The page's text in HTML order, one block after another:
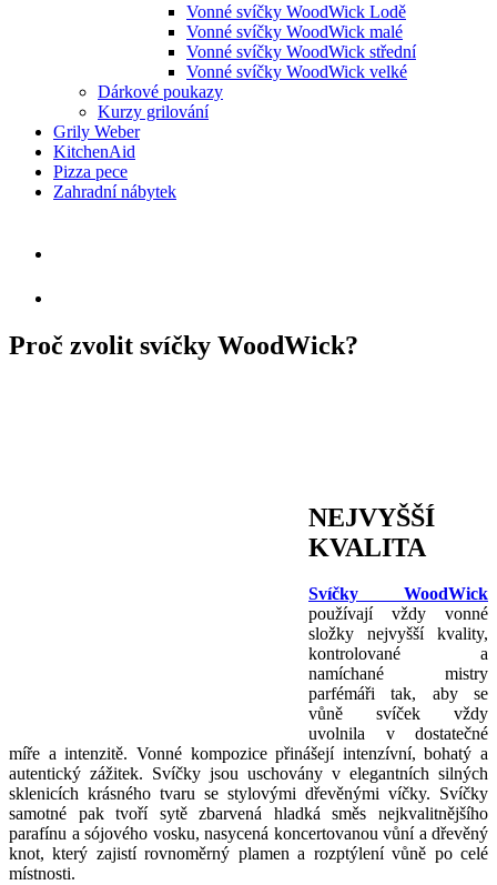
Vonné svíčky WoodWick Lodě
Vonné svíčky WoodWick malé
Vonné svíčky WoodWick střední
Vonné svíčky WoodWick velké
Dárkové poukazy
Kurzy grilování
Grily Weber
KitchenAid
Pizza pece
Zahradní nábytek
Proč zvolit svíčky WoodWick?
NEJVYŠŠÍ
KVALITA
Svíčky WoodWick
používají vždy vonné
složky nejvyšší kvality,
kontrolované a
namíchané mistry
parfémáři tak, aby se
vůně svíček vždy
uvolnila v dostatečné
míře a intenzitě. Vonné kompozice přinášejí intenzívní, bohatý a
autentický zážitek. Svíčky jsou uschovány v elegantních silných
sklenicích krásného tvaru se stylovými dřevěnými víčky. Svíčky
samotné pak tvoří sytě zbarvená hladká směs nejkvalitnějšího
parafínu a sójového vosku, nasycená koncertovanou vůní a dřevěný
knot, který zajistí rovnoměrný plamen a rozptýlení vůně po celé
místnosti.